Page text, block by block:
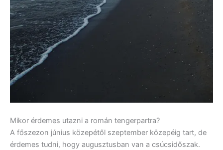
Mikor érdemes utazni a román tengerpartra?
A főszezon június közepétől szeptember közepéig tart, de
érdemes tudni, hogy augusztusban van a csúcsidőszak.